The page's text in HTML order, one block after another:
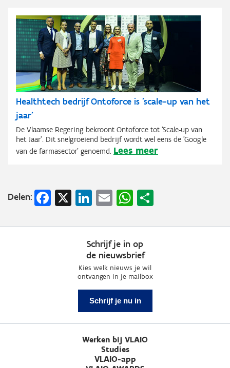
Healthtech bedrijf Ontoforce is 'scale-up van het
jaar'
De Vlaamse Regering bekroont Ontoforce tot 'Scale-up van
het Jaar'. Dit snelgroeiend bedrijf wordt wel eens de 'Google
van de farmasector' genoemd. Lees meer
Delen: Facebook
X LinkedIn
EmailWhatsApp
Schrijf je in op
de nieuwsbrief
Kies welk nieuws je wil
ontvangen in je mailbox
Schrijf je nu in
Werken bij VLAIO
Studies
VLAIO-app